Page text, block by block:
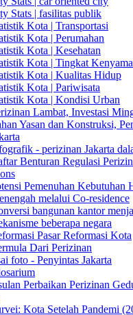
Stats | fasilitas publik
Kota | Transportasi
Kota | Perumahan
Kota | Kesehatan
Kota | Tingkat
Kota | Kualitas Hidup
Kota | Pariwisata
Kota | Kondisi Urban
Lambat, Investasi
Yasan dan Konstruksi,
- perizinan Jakarta
Benturan Regulasi
Pemenuhan Kebutuhan
melalui Co-residence
bangunan kantor
beberapa negara
Pasar Reformasi Kota
Dari Perizinan
foto - Penyintas Jakarta
Perbaikan Perizinan
Kota Setelah Pandemi